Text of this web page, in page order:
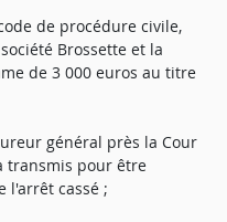
de procédure civile,
Brossette et la
de 3 000 euros au titre
général près la Cour
transmis pour être
l'arrêt cassé ;